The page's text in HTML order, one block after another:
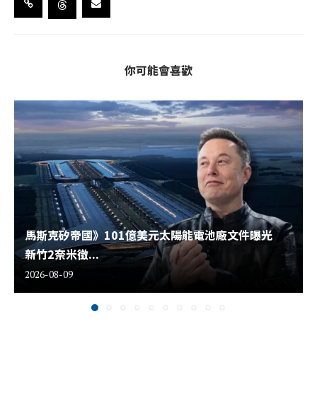
你可能會喜歡
馬斯克矽帝國》101億美元太陽能電池廠文件曝光
新竹2奈米徵...
2026-08-09